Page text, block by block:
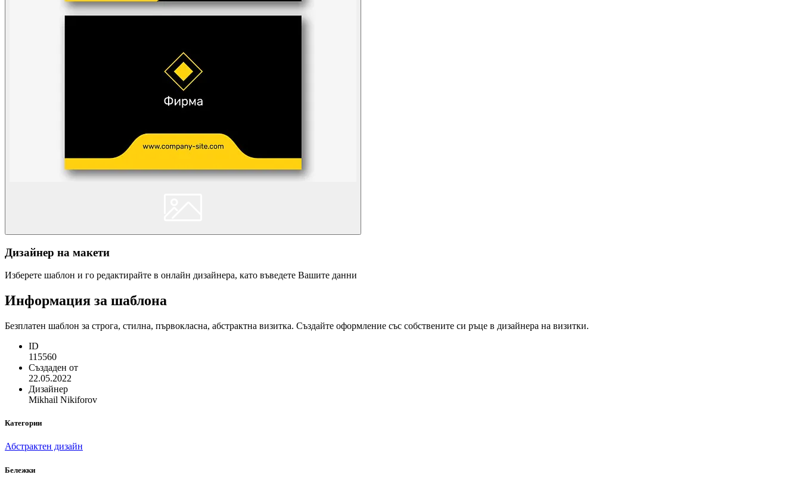
Дизайнер на макети
Изберете шаблон и го редактирайте в онлайн дизайнера, като въведете Вашите данни
Информация за шаблона
Безплатен шаблон за строга, стилна, първокласна, абстрактна визитка. Създайте оформление със собствените си ръце в дизайнера на визитки.
ID
115560
Създаден от
22.05.2022
Дизайнер
Mikhail Nikiforov
Категории
Абстрактен дизайн
Бележки